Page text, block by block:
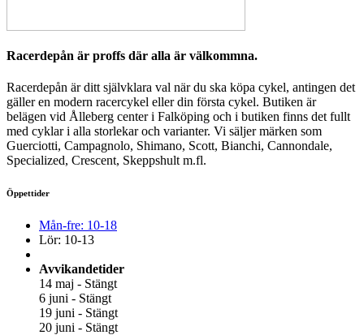
Racerdepån är proffs där alla är välkommna.
Racerdepån är ditt självklara val när du ska köpa cykel, antingen det
gäller en modern racercykel eller din första cykel. Butiken är
belägen vid Ålleberg center i Falköping och i butiken finns det fullt
med cyklar i alla storlekar och varianter. Vi säljer märken som
Guerciotti, Campagnolo, Shimano, Scott, Bianchi, Cannondale,
Specialized, Crescent, Skeppshult m.fl.
Öppettider
Mån-fre: 10-18
Lör: 10-13
Avvikandetider
14 maj - Stängt
6 juni - Stängt
19 juni - Stängt
20 juni - Stängt